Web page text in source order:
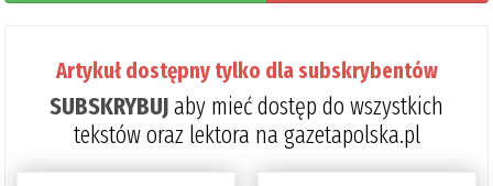
Artykuł dostępny tylko dla subskrybentów
SUBSKRYBUJaby mieć dostęp do wszystkich
tekstów oraz lektora na gazetapolska.pl